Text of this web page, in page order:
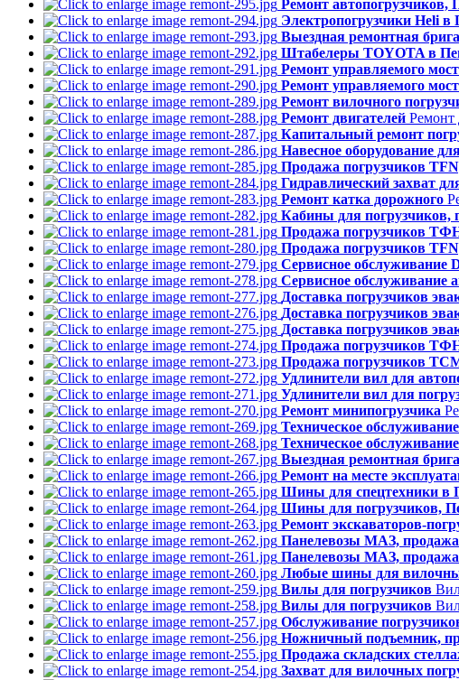
Ремонт автопогрузчиков,
Электропогрузчики Heli в
Выездная ремонтная
Штабелеры TOYOTA в
Ремонт управляемого
Ремонт управляемого
Ремонт вилочного
Ремонт двигателей Ремонт
Капитальный ремонт
Навесное оборудование
Продажа погрузчиков
Гидравлический захват
Ремонт катка дорожного
Кабины для погрузчиков,
Продажа погрузчиков
Продажа погрузчиков
Сервисное обслуживание
Сервисное обслуживание
Доставка погрузчиков
Доставка погрузчиков
Доставка погрузчиков
Продажа погрузчиков
Продажа погрузчиков
Удлинители вил для
Удлинители вил для
Ремонт минипогрузчика
Техническое
Техническое
Выездная ремонтная
Ремонт на месте
Шины для спецтехники в
Шины для погрузчиков,
Ремонт экскаваторов-
Панелевозы МАЗ, продажа
Панелевозы МАЗ, продажа
Любые шины для
Вилы для погрузчиков
Вилы для погрузчиков
Обслуживание
Ножничный подъемник,
Продажа складских
Захват для вилочных